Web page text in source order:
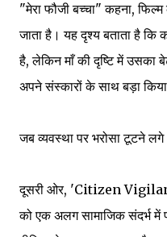
"मेरा फौजी बच्चा" कहना,
जाता है। यह दृश्य बताता है कि
है, लेकिन माँ की दृष्टि में उसका
अपने संस्कारों के साथ बड़ा
जब व्यवस्था पर भरोसा टूटने लगे
दूसरी ओर, 'Citizen
को एक अलग सामाजिक संदर्भ में